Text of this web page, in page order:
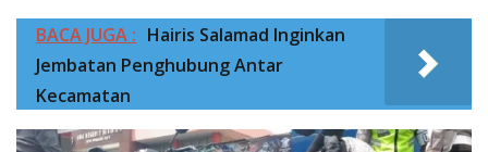
BACA JUGA : Hairis Salamad Inginkan
Jembatan Penghubung Antar
Kecamatan